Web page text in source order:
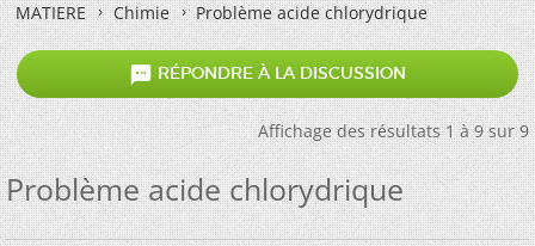
MATIERE
Chimie Problème acide chlorydrique
 RÉPONDRE À LA DISCUSSION
Affichage des résultats 1 à 9 sur 9
Problème acide chlorydrique